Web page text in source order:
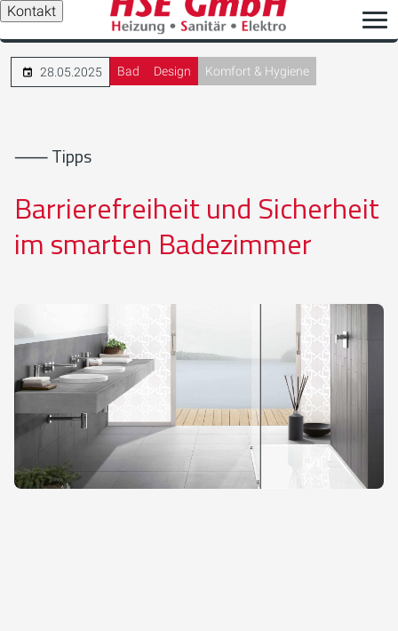
Kontakt
28.05.2025 Bad Design Komfort & Hygiene
⸺ Tipps
Barrierefreiheit und Sicherheit
im smarten Badezimmer